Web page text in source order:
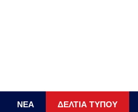
ΝΕΑ ΔΕΛΤΙΑ ΤΥΠΟΥ